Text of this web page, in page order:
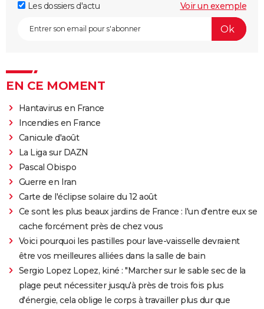
Les dossiers d'actu
Voir un exemple
EN CE MOMENT
Hantavirus en France
Incendies en France
Canicule d'août
La Liga sur DAZN
Pascal Obispo
Guerre en Iran
Carte de l'éclipse solaire du 12 août
Ce sont les plus beaux jardins de France : l'un d'entre eux se
cache forcément près de chez vous
Voici pourquoi les pastilles pour lave-vaisselle devraient
être vos meilleures alliées dans la salle de bain
Sergio Lopez Lopez, kiné : "Marcher sur le sable sec de la
plage peut nécessiter jusqu'à près de trois fois plus
d'énergie, cela oblige le corps à travailler plus dur que